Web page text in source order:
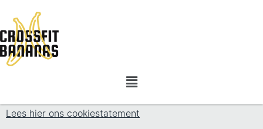
Lees hier ons cookiestatement